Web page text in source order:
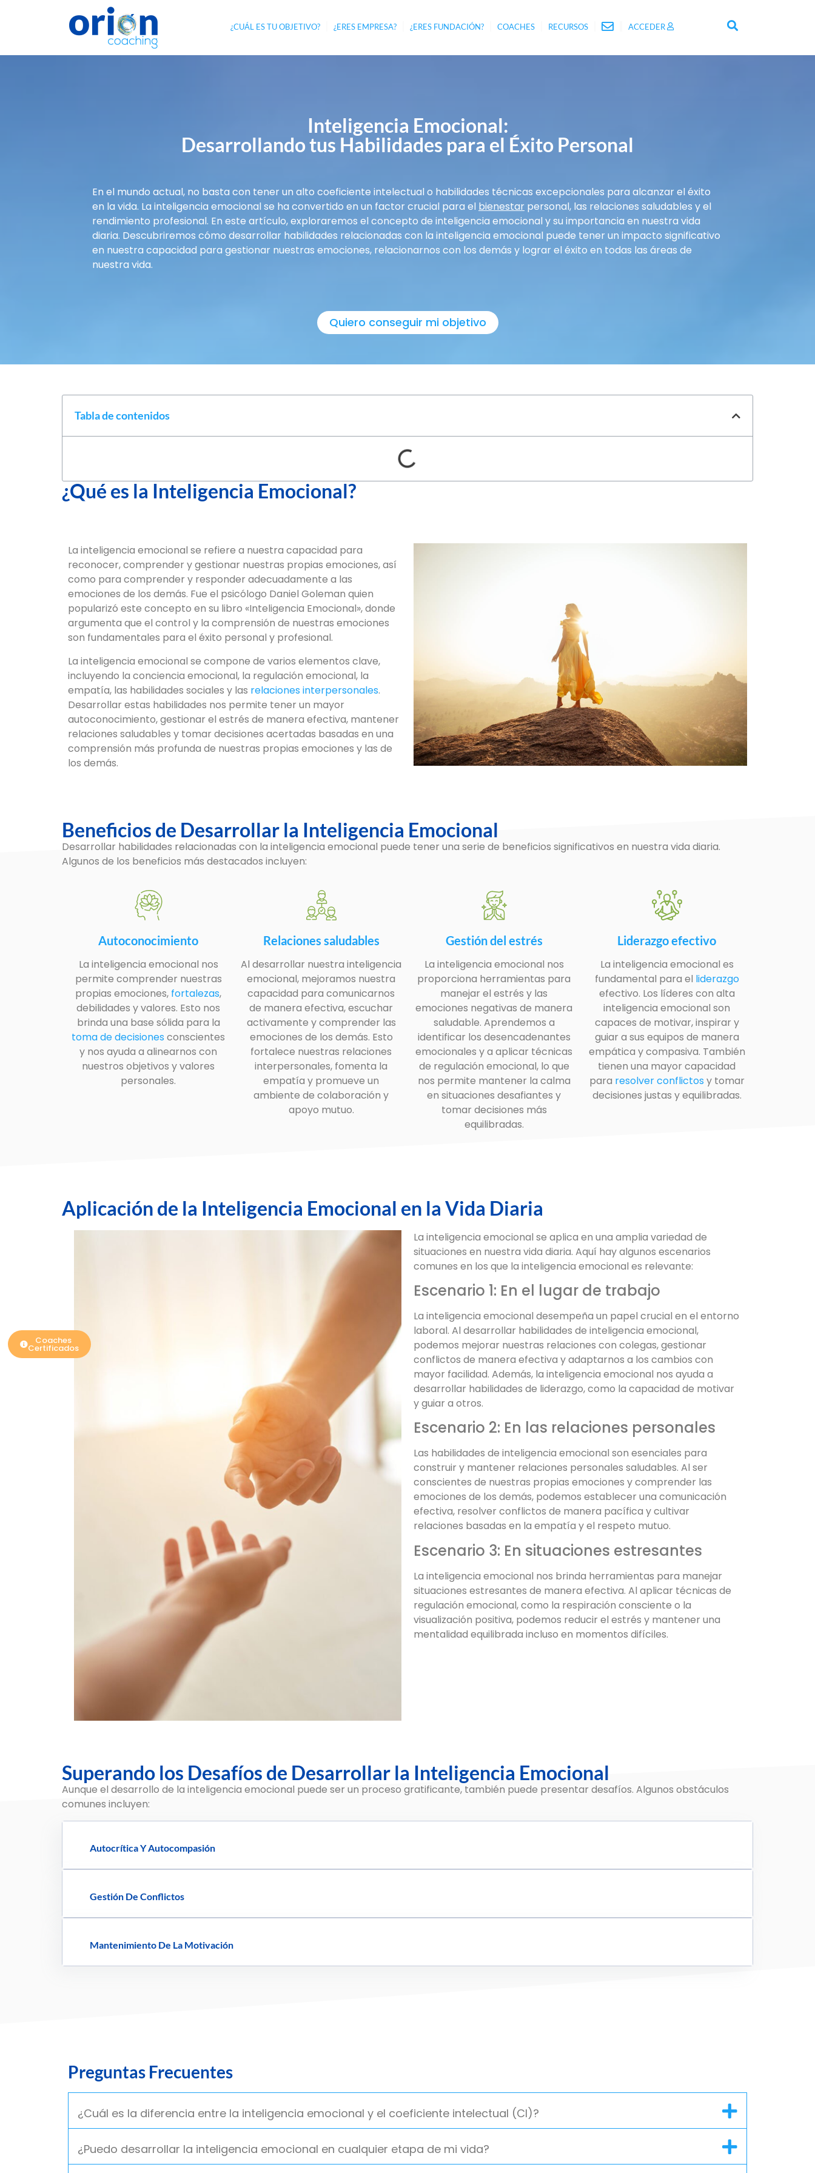
¿CUÁL ES TU OBJETIVO? ¿ERES EMPRESA? ¿ERES FUNDACIÓN? COACHES RECURSOS ACCEDER
Inteligencia Emocional:
Desarrollando tus Habilidades para el Éxito Personal
En el mundo actual, no basta con tener un alto coeficiente intelectual o habilidades técnicas excepcionales para alcanzar el éxito
en la vida. La inteligencia emocional se ha convertido en un factor crucial para el bienestar personal, las relaciones saludables y el
rendimiento profesional. En este artículo, exploraremos el concepto de inteligencia emocional y su importancia en nuestra vida
diaria. Descubriremos cómo desarrollar habilidades relacionadas con la inteligencia emocional puede tener un impacto significativo
en nuestra capacidad para gestionar nuestras emociones, relacionarnos con los demás y lograr el éxito en todas las áreas de
nuestra vida.
Quiero conseguir mi objetivo
Tabla de contenidos
¿Qué es la Inteligencia Emocional?
La inteligencia emocional se refiere a nuestra capacidad para
reconocer, comprender y gestionar nuestras propias emociones, así
como para comprender y responder adecuadamente a las
emociones de los demás. Fue el psicólogo Daniel Goleman quien
popularizó este concepto en su libro «Inteligencia Emocional», donde
argumenta que el control y la comprensión de nuestras emociones
son fundamentales para el éxito personal y profesional.
La inteligencia emocional se compone de varios elementos clave,
incluyendo la conciencia emocional, la regulación emocional, la
empatía, las habilidades sociales y las relaciones interpersonales.
Desarrollar estas habilidades nos permite tener un mayor
autoconocimiento, gestionar el estrés de manera efectiva, mantener
relaciones saludables y tomar decisiones acertadas basadas en una
comprensión más profunda de nuestras propias emociones y las de
los demás.
Beneficios de Desarrollar la Inteligencia Emocional
Desarrollar habilidades relacionadas con la inteligencia emocional puede tener una serie de beneficios significativos en nuestra vida diaria.
Algunos de los beneficios más destacados incluyen:
Autoconocimiento
La inteligencia emocional nos
permite comprender nuestras
propias emociones, fortalezas,
debilidades y valores. Esto nos
brinda una base sólida para la
toma de decisionesconscientes
y nos ayuda a alinearnos con
nuestros objetivos y valores
personales.
Relaciones saludables
Al desarrollar nuestra inteligencia
emocional, mejoramos nuestra
capacidad para comunicarnos
de manera efectiva, escuchar
activamente y comprender las
emociones de los demás. Esto
fortalece nuestras relaciones
interpersonales, fomenta la
empatía y promueve un
ambiente de colaboración y
apoyo mutuo.
Gestión del estrés
La inteligencia emocional nos
proporciona herramientas para
manejar el estrés y las
emociones negativas de manera
saludable. Aprendemos a
identificar los desencadenantes
emocionales y a aplicar técnicas
de regulación emocional, lo que
nos permite mantener la calma
en situaciones desafiantes y
tomar decisiones más
equilibradas.
Liderazgo efectivo
La inteligencia emocional es
fundamental para el liderazgo
efectivo. Los líderes con alta
inteligencia emocional son
capaces de motivar, inspirar y
guiar a sus equipos de manera
empática y compasiva. También
tienen una mayor capacidad
para resolver conflictosy tomar
decisiones justas y equilibradas.
Aplicación de la Inteligencia Emocional en la Vida Diaria
La inteligencia emocional se aplica en una amplia variedad de
situaciones en nuestra vida diaria. Aquí hay algunos escenarios
comunes en los que la inteligencia emocional es relevante:
Escenario 1: En el lugar de trabajo
La inteligencia emocional desempeña un papel crucial en el entorno
laboral. Al desarrollar habilidades de inteligencia emocional,
podemos mejorar nuestras relaciones con colegas, gestionar
conflictos de manera efectiva y adaptarnos a los cambios con
mayor facilidad. Además, la inteligencia emocional nos ayuda a
desarrollar habilidades de liderazgo, como la capacidad de motivar
y guiar a otros.
Escenario 2: En las relaciones personales
Las habilidades de inteligencia emocional son esenciales para
construir y mantener relaciones personales saludables. Al ser
conscientes de nuestras propias emociones y comprender las
emociones de los demás, podemos establecer una comunicación
efectiva, resolver conflictos de manera pacífica y cultivar
relaciones basadas en la empatía y el respeto mutuo.
Escenario 3: En situaciones estresantes
La inteligencia emocional nos brinda herramientas para manejar
situaciones estresantes de manera efectiva. Al aplicar técnicas de
regulación emocional, como la respiración consciente o la
visualización positiva, podemos reducir el estrés y mantener una
mentalidad equilibrada incluso en momentos difíciles.
Superando los Desafíos de Desarrollar la Inteligencia Emocional
Aunque el desarrollo de la inteligencia emocional puede ser un proceso gratificante, también puede presentar desafíos. Algunos obstáculos
comunes incluyen:
Autocrítica Y Autocompasión
Gestión De Conflictos
Mantenimiento De La Motivación
Preguntas Frecuentes
¿Cuál es la diferencia entre la inteligencia emocional y el coeficiente intelectual (CI)?
¿Puedo desarrollar la inteligencia emocional en cualquier etapa de mi vida?
Coaches
Certificados